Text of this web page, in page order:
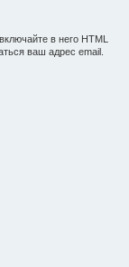
в него HTML
ваш адрес email.